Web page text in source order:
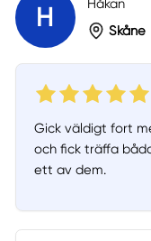
H
Håkan
Skåne
Gick väldigt fort
och fick träffa
ett av dem.